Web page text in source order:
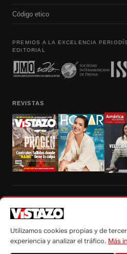
Código etico
PREMIOS A LA EXCELENCIA
EDITORIAL
REVISTAS
autorización escrita de su titular, de todos los
Utilizamos cookies propias y de
experiencia y analizar el tráfico. Más